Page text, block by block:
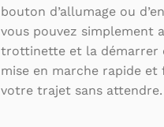
bouton d’allumage ou
vous pouvez simplement
trottinette et la démarrer
mise en marche rapide
votre trajet sans attendre.